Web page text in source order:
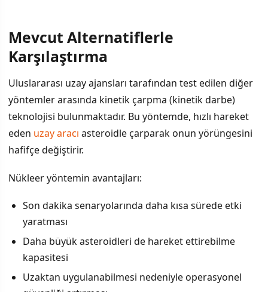
Mevcut Alternatiflerle
Karşılaştırma
Uluslararası uzay ajansları tarafından test edilen diğer
yöntemler arasında kinetik çarpma (kinetik darbe)
teknolojisi bulunmaktadır. Bu yöntemde, hızlı hareket
eden uzay aracı asteroidle çarparak onun yörüngesini
hafifçe değiştirir.
Nükleer yöntemin avantajları:
Son dakika senaryolarında daha kısa sürede etki
yaratması
Daha büyük asteroidleri de hareket ettirebilme
kapasitesi
Uzaktan uygulanabilmesi nedeniyle operasyonel